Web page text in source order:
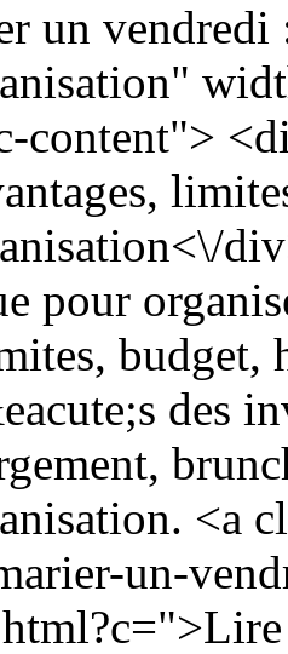
un vendredi
content">
pour
des
<a
un-